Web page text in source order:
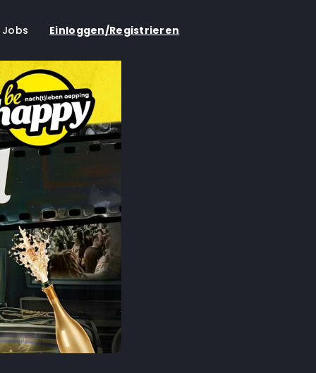
Einloggen/Registrieren
Jobs